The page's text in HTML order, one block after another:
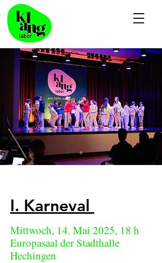
I. Karneval
Mittwoch, 14. Mai 2025, 18 h
Europasaal der Stadthalle
Hechingen